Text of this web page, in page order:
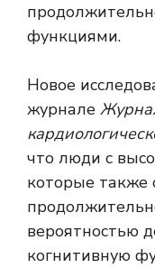
функциями.
Новое
журнале
что люди с
которые также
вероятностью
когнитивную